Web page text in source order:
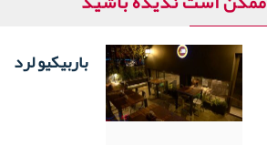
1 باربیکیو لرد